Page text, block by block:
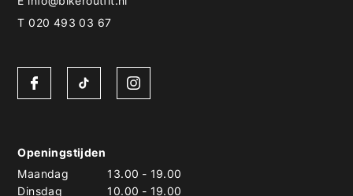
T 020 493 03 67
Openingstijden
Maandag
13.00 - 19.00
Dinsdag
10.00 - 19.00